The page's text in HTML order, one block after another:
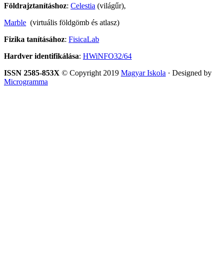
Földrajztanításhoz: Celestia (világűr),
Marble (virtuális földgömb és atlasz)
Fizika tanításához: FisicaLab
Hardver identifikálása: HWiNFO32/64
ISSN 2585-853X © Copyright 2019 Magyar Iskola · Designed by
Microgramma